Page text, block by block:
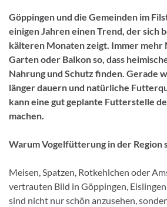
Göppingen und die Gemeinden im
einigen Jahren einen Trend, der sich
kälteren Monaten zeigt. Immer mehr
Garten oder Balkon so, dass
Nahrung und Schutz finden. Gerade
länger dauern und natürliche
kann eine gut geplante Futterstelle
machen.
Warum Vogelfütterung in der Region
Meisen, Spatzen, Rotkehlchen oder
vertrauten Bild in Göppingen,
sind nicht nur schön anzusehen,